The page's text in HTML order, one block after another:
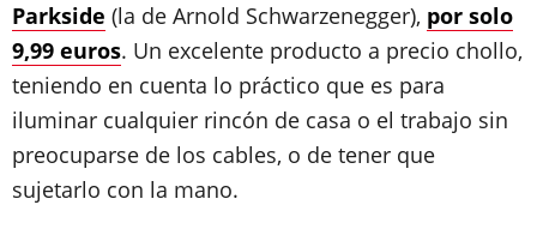
Parkside (la de Arnold Schwarzenegger), por solo
9,99 euros. Un excelente producto a precio chollo,
teniendo en cuenta lo práctico que es para
iluminar cualquier rincón de casa o el trabajo sin
preocuparse de los cables, o de tener que
sujetarlo con la mano.